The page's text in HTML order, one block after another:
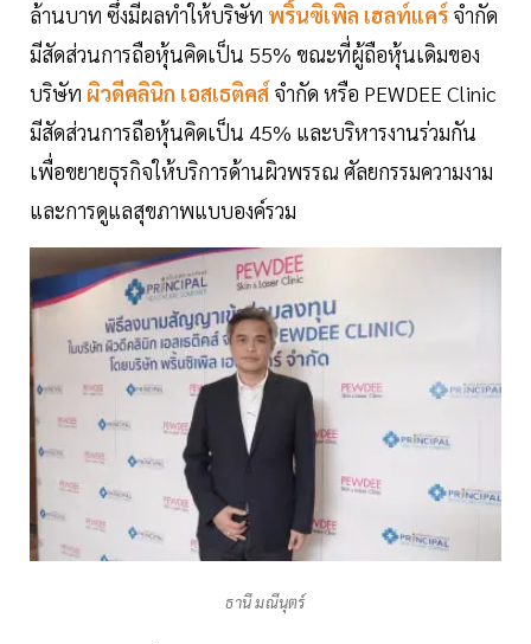
ล้านบาท ซึ่งมีผลทำให้บริษัท พริ้นซิเพิล เฮลท์แคร์ จำกัด
มีสัดส่วนการถือหุ้นคิดเป็น 55% ขณะที่ผู้ถือหุ้นเดิมของ
บริษัท ผิวดีคลินิก เอสเธติคส์ จำกัด หรือ PEWDEE Clinic
มีสัดส่วนการถือหุ้นคิดเป็น 45% และบริหารงานร่วมกัน
เพื่อขยายธุรกิจให้บริการด้านผิวพรรณ ศัลยกรรมความงาม
และการดูแลสุขภาพแบบองค์รวม
ธานี มณีนุตร์